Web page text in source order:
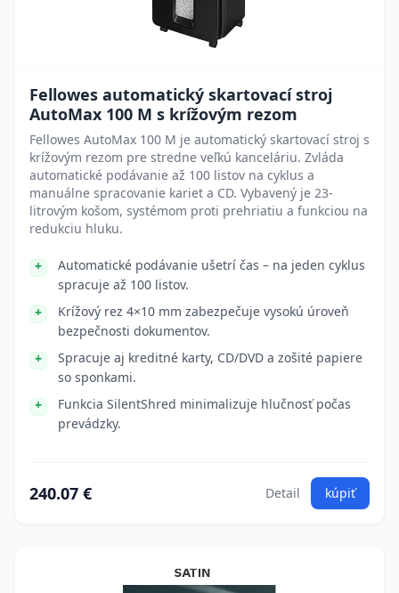
Fellowes automatický skartovací stroj
AutoMax 100 M s krížovým rezom
Fellowes AutoMax 100 M je automatický skartovací stroj s
krížovým rezom pre stredne veľkú kanceláriu. Zvláda
automatické podávanie až 100 listov na cyklus a
manuálne spracovanie kariet a CD. Vybavený je 23-
litrovým košom, systémom proti prehriatiu a funkciou na
redukciu hluku.
Automatické podávanie ušetrí čas – na jeden cyklus
spracuje až 100 listov.
Krížový rez 4×10 mm zabezpečuje vysokú úroveň
bezpečnosti dokumentov.
Spracuje aj kreditné karty, CD/DVD a zošité papiere
so sponkami.
Funkcia SilentShred minimalizuje hlučnosť počas
prevádzky.
240.07 € Detail kúpiť